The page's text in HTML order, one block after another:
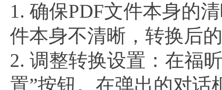
1. 确保PDF文件本身的
件本身不清晰，转换后
2. 调整转换设置：在福
置”按钮。在弹出的对